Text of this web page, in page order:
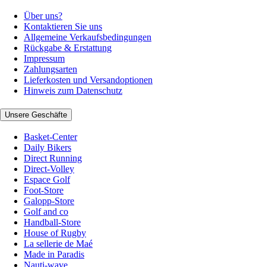
Über uns?
Kontaktieren Sie uns
Allgemeine Verkaufsbedingungen
Rückgabe & Erstattung
Impressum
Zahlungsarten
Lieferkosten und Versandoptionen
Hinweis zum Datenschutz
Unsere Geschäfte
Basket-Center
Daily Bikers
Direct Running
Direct-Volley
Espace Golf
Foot-Store
Galopp-Store
Golf and co
Handball-Store
House of Rugby
La sellerie de Maé
Made in Paradis